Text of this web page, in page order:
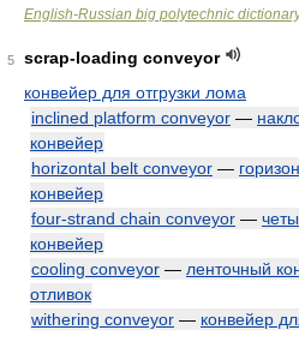
English-Russian big polytechnic
5
scrap-loading conveyor
конвейер для отгрузки лома
inclined platform conveyor —
конвейер
horizontal belt conveyor —
конвейер
four-strand chain conveyor —
конвейер
cooling conveyor — ленточный
отливок
withering conveyor — конвейер